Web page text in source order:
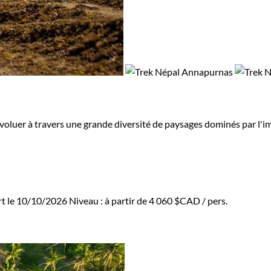
à travers une grande diversité de paysages dominés par
le 10/10/2026 Niveau : à partir de4 060 $CAD / pers.